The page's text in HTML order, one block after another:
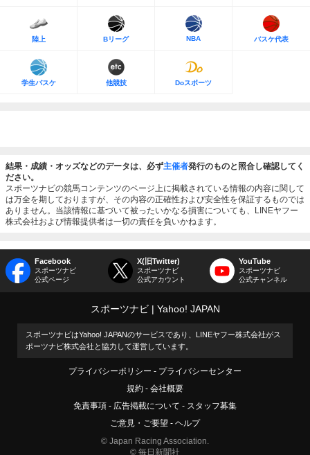
陸上 Bリーグ NBA バスケ代表
学生バスケ 他競技 Doスポーツ
結果・成績・オッズなどのデータは、必ず主催者発行のものと照合し確認してく
ださい。
スポーツナビの競馬コンテンツのページ上に掲載されている情報の内容に関して
は万全を期しておりますが、その内容の正確性および安全性を保証するものでは
ありません。当該情報に基づいて被ったいかなる損害についても、LINEヤフー
株式会社および情報提供者は一切の責任を負いかねます。
Facebook
スポーツナビ
公式ページ
X(旧Twitter)
スポーツナビ
公式アカウント
YouTube
スポーツナビ
公式チャンネル
スポーツナビ Yahoo! JAPAN
スポーツナビはYahoo! JAPANのサービスであり、LINEヤフー株式会社がス
ポーツナビ株式会社と協力して運営しています。
プライバシーポリシー
プライバシーセンター
規約
会社概要
免責事項
広告掲載について
スタッフ募集
ご意見・ご要望
ヘルプ
© Japan Racing Association.
© 毎日新聞社